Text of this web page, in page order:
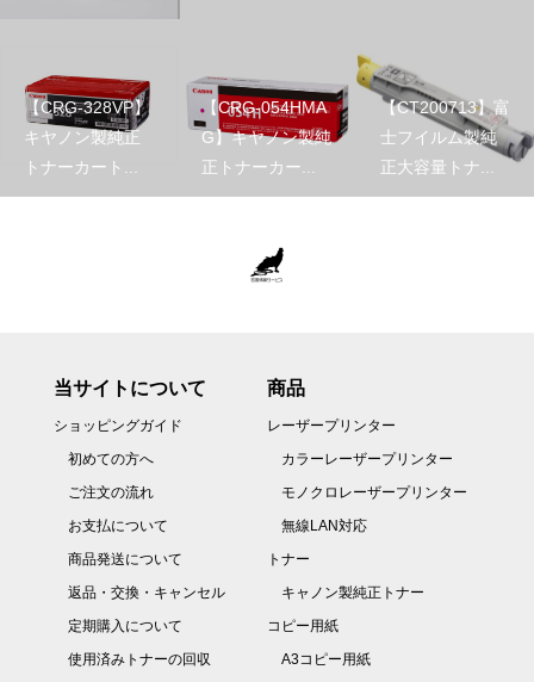
【CRG-328VP】
キヤノン製純正
トナーカート...
【CRG-054HMA
G】キヤノン製純
正トナーカー...
【CT200713】富
士フイルム製純
正大容量トナ...
当サイトについて
ショッピングガイド
初めての方へ
ご注文の流れ
お支払について
商品発送について
返品・交換・キャンセル
定期購入について
使用済みトナーの回収
商品
レーザープリンター
カラーレーザープリンター
モノクロレーザープリンター
無線LAN対応
トナー
キャノン製純正トナー
コピー用紙
A3コピー用紙